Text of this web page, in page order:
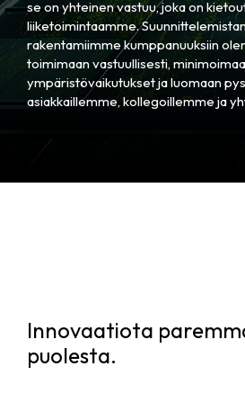
se on yhteinen vastuu, joka on
liiketoimintaamme.
rakentamiimme kumppanuuksiin
toimimaan vastuullisesti,
ympäristövaikutukset ja luomaan
asiakkaillemme, kollegoillemme ja
Innovaatiota
puolesta.